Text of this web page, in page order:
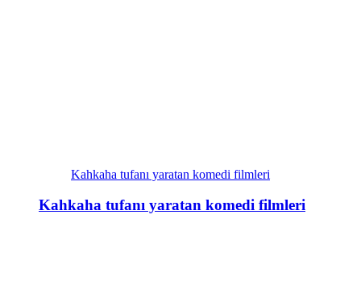
Kahkaha tufanı yaratan komedi filmleri
Kahkaha tufanı yaratan komedi filmleri